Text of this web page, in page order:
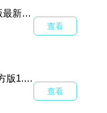
指尖时光app安卓版最新版9.1.11官方版
查看
拼豆画手机APP官方版1.0.2 最新版
查看